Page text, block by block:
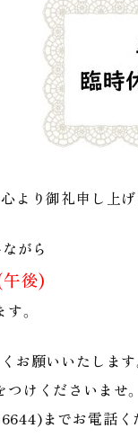
より御礼申し上げ
がら
後)
。
お願いいたします
けくださいませ。
までお電話く